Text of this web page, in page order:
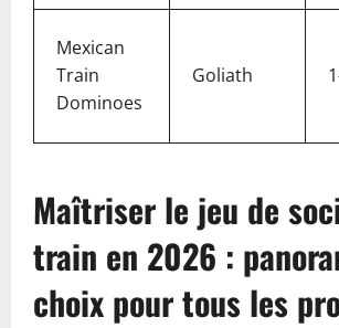
Mexican
Train
Dominoes
Goliath
Maîtriser le jeu de
train en 2026 :
choix pour tous les